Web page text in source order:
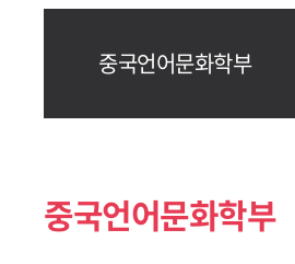
중국언어문화학부
중국언어문화학부